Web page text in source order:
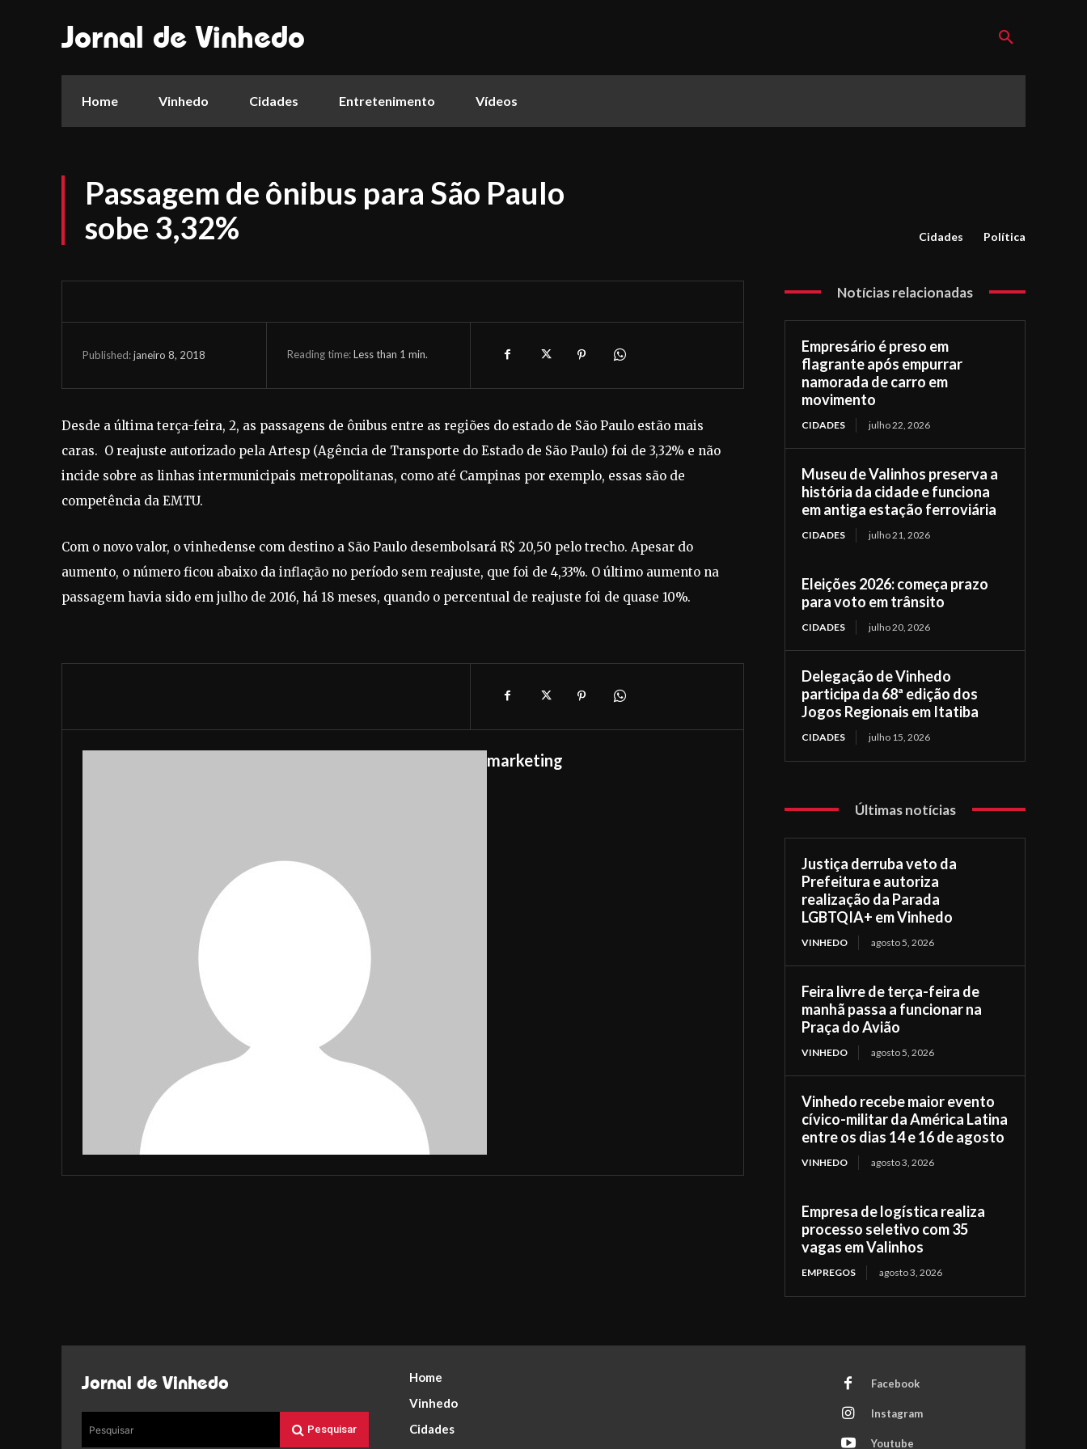
Jornal de Vinhedo
Home Vinhedo Cidades Entretenimento Vídeos
Passagem de ônibus para São Paulo
sobe 3,32%
Cidades Política
Published:janeiro 8, 2018 Reading time:Less than 1 min.
Desde a última terça-feira, 2, as passagens de ônibus entre as regiões do estado de São Paulo estão mais
caras. O reajuste autorizado pela Artesp (Agência de Transporte do Estado de São Paulo) foi de 3,32% e não
incide sobre as linhas intermunicipais metropolitanas, como até Campinas por exemplo, essas são de
competência da EMTU.
Com o novo valor, o vinhedense com destino a São Paulo desembolsará R$ 20,50 pelo trecho. Apesar do
aumento, o número ficou abaixo da inflação no período sem reajuste, que foi de 4,33%. O último aumento na
passagem havia sido em julho de 2016, há 18 meses, quando o percentual de reajuste foi de quase 10%.
marketing
Notícias relacionadas
Empresário é preso em
flagrante após empurrar
namorada de carro em
movimento
CIDADES julho 22, 2026
Museu de Valinhos preserva a
história da cidade e funciona
em antiga estação ferroviária
CIDADES julho 21, 2026
Eleições 2026: começa prazo
para voto em trânsito
CIDADES julho 20, 2026
Delegação de Vinhedo
participa da 68ª edição dos
Jogos Regionais em Itatiba
CIDADES julho 15, 2026
Últimas notícias
Justiça derruba veto da
Prefeitura e autoriza
realização da Parada
LGBTQIA+ em Vinhedo
VINHEDO agosto 5, 2026
Feira livre de terça-feira de
manhã passa a funcionar na
Praça do Avião
VINHEDO agosto 5, 2026
Vinhedo recebe maior evento
cívico-militar da América Latina
entre os dias 14 e 16 de agosto
VINHEDO agosto 3, 2026
Empresa de logística realiza
processo seletivo com 35
vagas em Valinhos
EMPREGOS agosto 3, 2026
Jornal de Vinhedo
Pesquisar Pesquisar
Home
Vinhedo
Cidades
Facebook
Instagram
Youtube